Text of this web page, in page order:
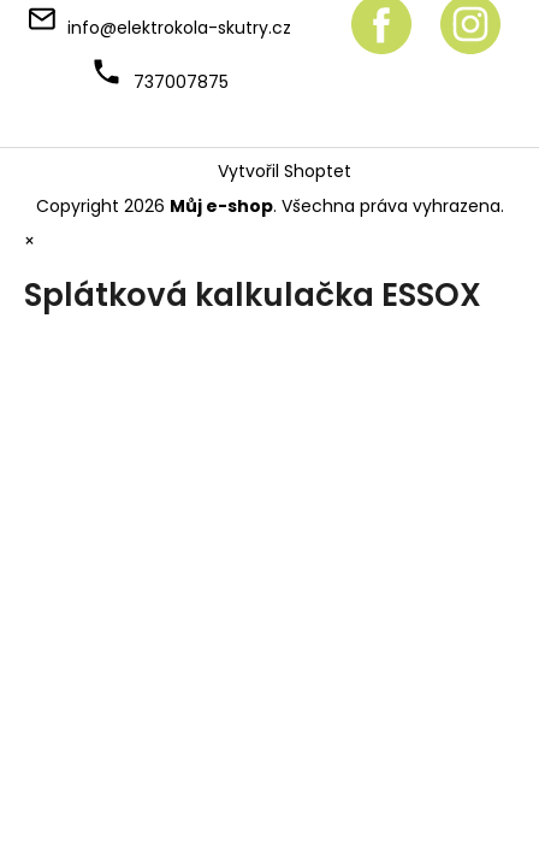
info@elektrokola-skutry.cz
737007875
Vytvořil Shoptet
Copyright 2026 Můj e-shop. Všechna práva vyhrazena.
×
Splátková kalkulačka ESSOX